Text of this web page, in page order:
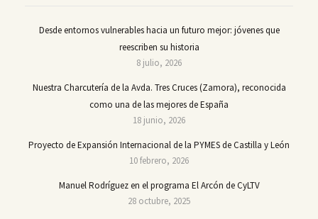
Desde entornos vulnerables hacia un futuro mejor: jóvenes que
reescriben su historia
8 julio, 2026
Nuestra Charcutería de la Avda. Tres Cruces (Zamora), reconocida
como una de las mejores de España
18 junio, 2026
Proyecto de Expansión Internacional de la PYMES de Castilla y León
10 febrero, 2026
Manuel Rodríguez en el programa El Arcón de CyLTV
28 octubre, 2025